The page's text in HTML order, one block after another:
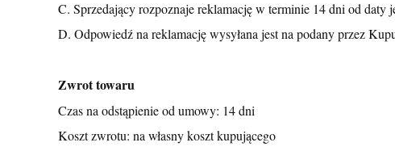
C. Sprzedający rozpoznaje reklamację w terminie 14 dni od daty
D. Odpowiedź na reklamację wysyłana jest na podany przez
Zwrot towaru
Czas na odstąpienie od umowy: 14 dni
Koszt zwrotu: na własny koszt kupującego